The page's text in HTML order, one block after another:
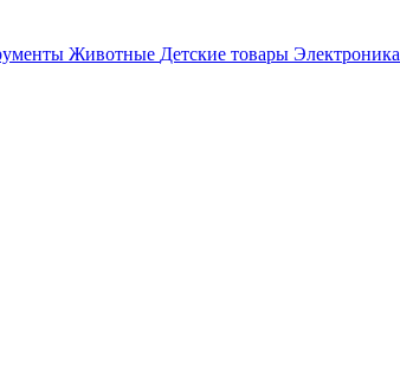
Животные Детские товары Электроника